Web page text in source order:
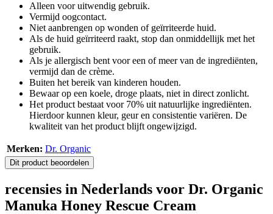
Alleen voor uitwendig gebruik.
Vermijd oogcontact.
Niet aanbrengen op wonden of geïrriteerde huid.
Als de huid geïrriteerd raakt, stop dan onmiddellijk met het
gebruik.
Als je allergisch bent voor een of meer van de ingrediënten,
vermijd dan de crème.
Buiten het bereik van kinderen houden.
Bewaar op een koele, droge plaats, niet in direct zonlicht.
Het product bestaat voor 70% uit natuurlijke ingrediënten.
Hierdoor kunnen kleur, geur en consistentie variëren. De
kwaliteit van het product blijft ongewijzigd.
Merken: Dr. Organic
Dit product beoordelen
recensies in Nederlands voor Dr. Organic
Manuka Honey Rescue Cream